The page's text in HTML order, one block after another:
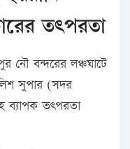
তৎপরতা
নৌ বন্দরের লঞ্চঘাটে
সুপার (সদর
ব্যাপক তৎপরতা